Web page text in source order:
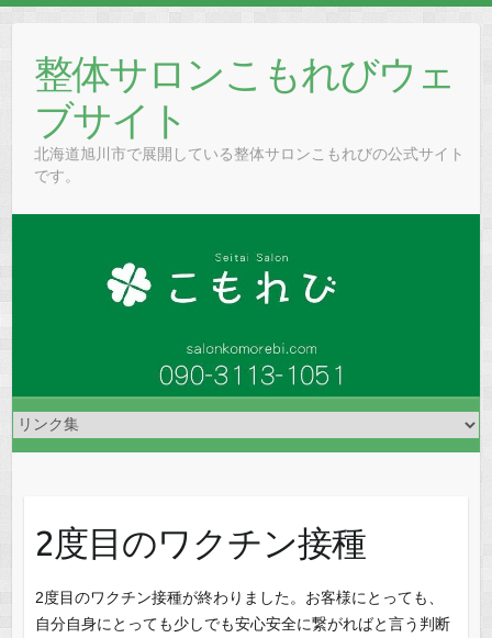
content整体サロンこもれびウェ
ブサイト
北海道旭川市で展開している整体サロンこもれびの公式サイト
です。
2度目のワクチン接種
2度目のワクチン接種が終わりました。お客様にとっても、
自分自身にとっても少しでも安心安全に繋がればと言う判断